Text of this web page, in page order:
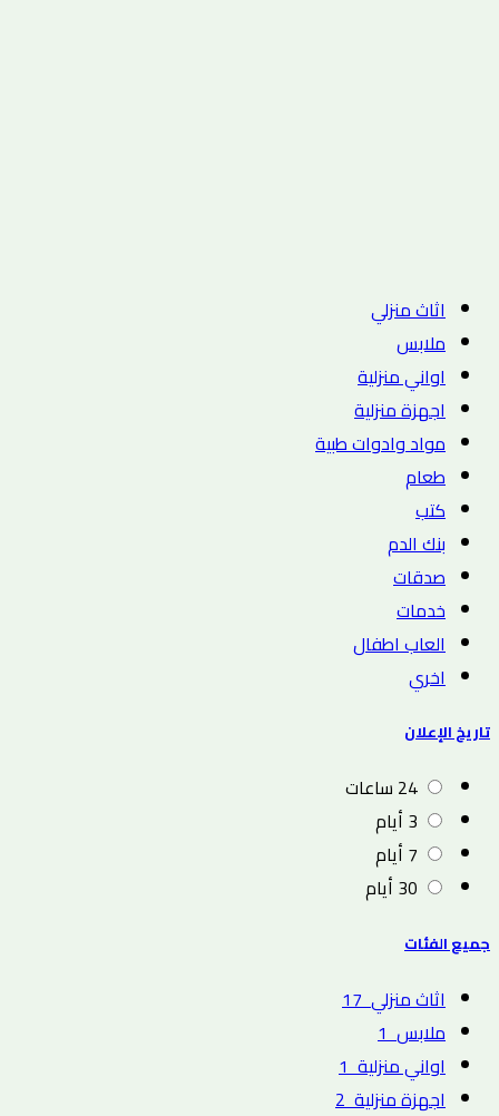
اثاث منزلي
ملابس
اواني منزلية
اجهزة منزلية
مواد وادوات طبية
طعام
كتب
بنك الدم
صدقات
خدمات
العاب اطفال
اخري
تاريخ الإعلان
24 ساعات
3 أيام
7 أيام
30 أيام
جميع الفئات
اثاث منزلي17
ملابس1
اواني منزلية1
اجهزة منزلية2